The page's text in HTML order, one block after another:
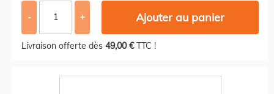
- + Ajouter au panier
Livraison offerte dès 49,00 €TTC !